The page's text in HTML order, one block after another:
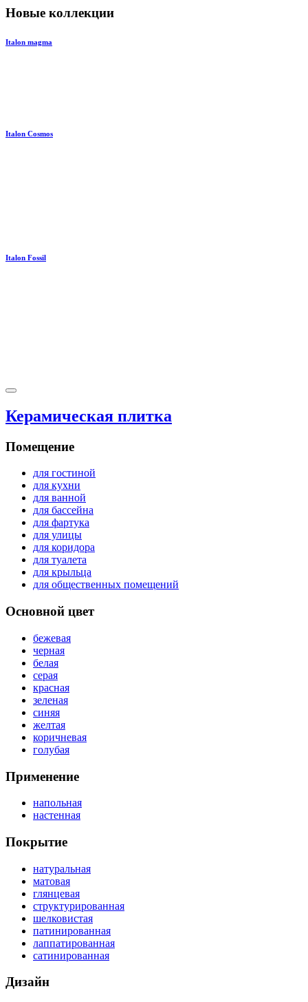
Новые коллекции
Italon magma
Italon Cosmos
Italon Fossil
Керамическая плитка
Помещение
для гостиной
для кухни
для ванной
для бассейна
для фартука
для улицы
для коридора
для туалета
для крыльца
для общественных помещений
Основной цвет
бежевая
черная
белая
серая
красная
зеленая
синяя
желтая
коричневая
голубая
Применение
напольная
настенная
Покрытие
натуральная
матовая
глянцевая
структурированная
шелковистая
патинированная
лаппатированная
сатинированная
Дизайн